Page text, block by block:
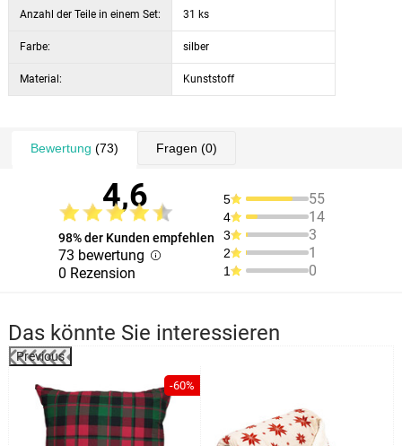
Anzahl der Teile in einem Set: 31 ks
Farbe: silber
Material: Kunststoff
Bewertung (73) Fragen (0)
4,6
98% der Kunden empfehlen
73 bewertung
0 Rezension
5 55
4 14
3 3
2 1
1 0
Das könnte Sie interessieren
Previous
-60%